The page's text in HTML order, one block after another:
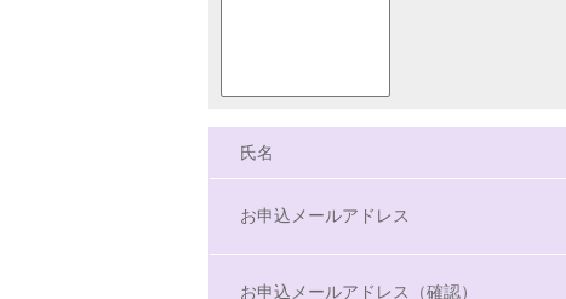
氏名
お申込メールアドレス
お申込メールアドレス（確認）